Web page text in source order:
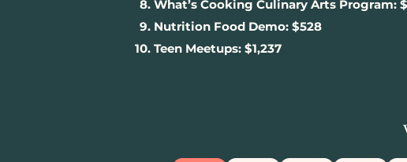
What’s Cooking Culinary Arts Program:
Nutrition Food Demo: $528
Teen Meetups: $1,237